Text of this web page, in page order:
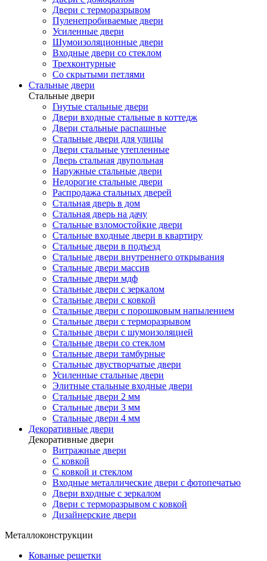
Двери с терморазрывом
Пуленепробиваемые двери
Усиленные двери
Шумоизоляционные двери
Входные двери со стеклом
Трехконтурные
Со скрытыми петлями
Стальные двери
Стальные двери
Гнутые стальные двери
Двери входные стальные в коттедж
Двери стальные распашные
Стальные двери для улицы
Двери стальные утепленные
Дверь стальная двупольная
Наружные стальные двери
Недорогие стальные двери
Распродажа стальных дверей
Стальная дверь в дом
Стальная дверь на дачу
Стальные взломостойкие двери
Стальные входные двери в квартиру
Стальные двери в подъезд
Стальные двери внутреннего открывания
Стальные двери массив
Стальные двери мдф
Стальные двери с зеркалом
Стальные двери с ковкой
Стальные двери с порошковым напылением
Стальные двери с терморазрывом
Стальные двери с шумоизоляцией
Стальные двери со стеклом
Стальные двери тамбурные
Стальные двустворчатые двери
Усиленные стальные двери
Элитные стальные входные двери
Стальные двери 2 мм
Стальные двери 3 мм
Стальные двери 4 мм
Декоративные двери
Декоративные двери
Витражные двери
С ковкой
С ковкой и стеклом
Входные металлические двери с фотопечатью
Двери входные с зеркалом
Двери с терморазрывом с ковкой
Дизайнерские двери
Металлоконструкции
Кованые решетки